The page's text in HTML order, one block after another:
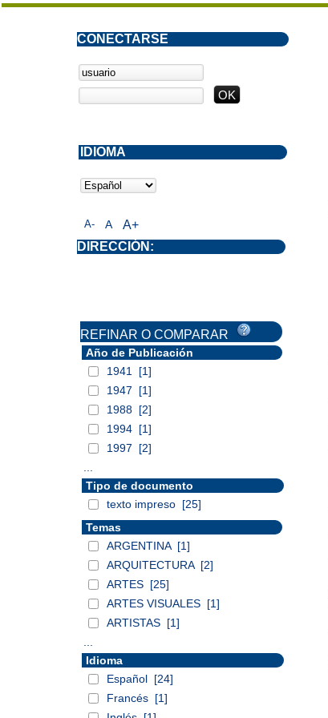
A- A A+
CONECTARSE
DIRECCIÓN:
IDIOMA
REFINAR O COMPARAR
Año de Publicación
1941
[1]
1947
[1]
1988 [2]
1994 [1]
1997
[2]
Tipo de documento
texto impreso [25]
Temas
ARGENTINA [1]
ARQUITECTURA [2]
ARTES [25]
ARTES VISUALES [1]
ARTISTAS [1]
Idioma
Español [24]
Francés [1]